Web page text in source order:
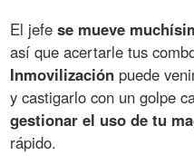
El jefese mueve
así que acertarle tus
Inmovilización puede
y castigarlo con un golpe
gestionar el uso de tu
rápido.